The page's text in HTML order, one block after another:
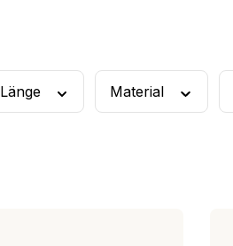
Länge Material